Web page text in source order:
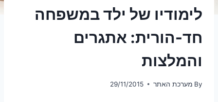
לימודיו של ילד במשפחה
חד-הורית: אתגרים
והמלצות
By מערכת האתר 29/11/2015